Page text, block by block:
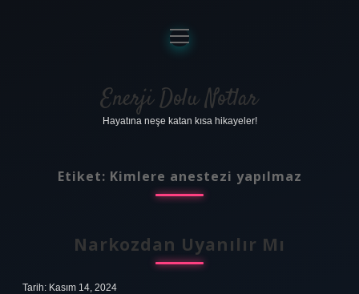
Anasayfa
Gizlilik Politikası
Yasal Uyarı
menüyü
aç
Enerji Dolu Notlar
Hayatına neşe katan kısa hikayeler!
Etiket: Kimlere anestezi yapılmaz
Narkozdan Uyanılır Mı
Tarih: Kasım 14, 2024